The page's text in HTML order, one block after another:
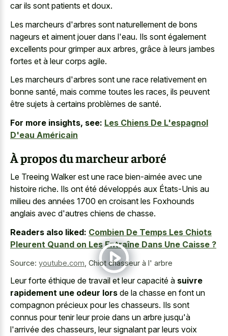
car ils sont patients et doux.
Les marcheurs d'arbres sont naturellement de bons
nageurs et aiment jouerdans l'eau. Ils sont également
excellents pour grimper aux arbres, grâce à leurs jambes
fortes et à leur corps agile.
Les marcheurs d'arbres sont une race relativement en
bonne santé, mais comme toutes les races, ils peuvent
être sujets à certains problèmes de santé.
For more insights, see: Les Chiens De L'espagnol
D'eau Américain
À propos du marcheur arboré
Le Treeing Walker est une race bien-aimée avec une
histoire riche. Ils ont été développés aux États-Unis au
milieu des années 1700 en croisant les Foxhounds
anglais avec d'autres chiens de chasse.
Readers also liked: Combien De Temps Les Chiots
Pleurent Quand on Les Entraîne Dans Une Caisse ?
Source: youtube.com Chiot chasseur à l' arbre
Leur forte éthique de travail et leur capacité à suivre
rapidement une odeur lors de la chasse en font un
compagnon précieux pour les chasseurs. Ils sont
connus pour tenir leur proie dans un arbre jusqu'à
l'arrivée des chasseurs, leur signalant par leurs voix